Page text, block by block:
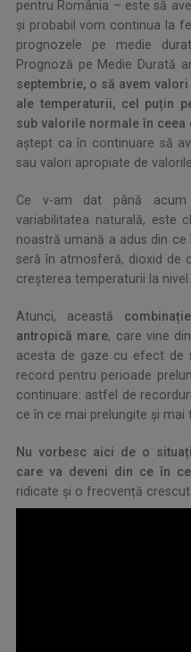
pentru România – este să
și probabil vom continua la
prognozele pe medie
Prognoză pe Medie Durată
septembrie, o să avem
ale temperaturii, cel puțin
sub valorile normale în
aștept ca în continuare să
sau valori apropiate de
Ce v-am dat până
variabilitatea naturală, este
noastră umană a adus din
seră în atmosferă, dioxid de
creșterea temperaturii la nivel
Atunci, această
antropică mare, care vine
acesta de gaze cu efect de
record pentru perioade
continuare: astfel de
ce în ce mai prelungite și mai
Nu vorbesc aici de o
care va deveni din ce în
ridicate și o frecvență